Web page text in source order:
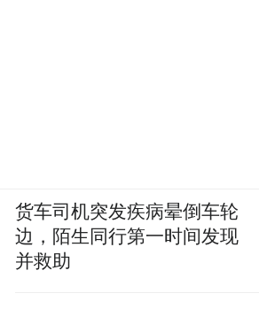
货车司机突发疾病晕倒车轮
边，陌生同行第一时间发现
并救助